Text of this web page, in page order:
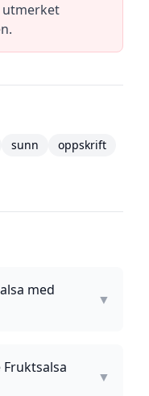
utmerket
sunn
oppskrift
med
▼
▼